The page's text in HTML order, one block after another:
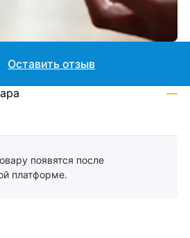
появятся после
платформе.
Оставить отзыв
—